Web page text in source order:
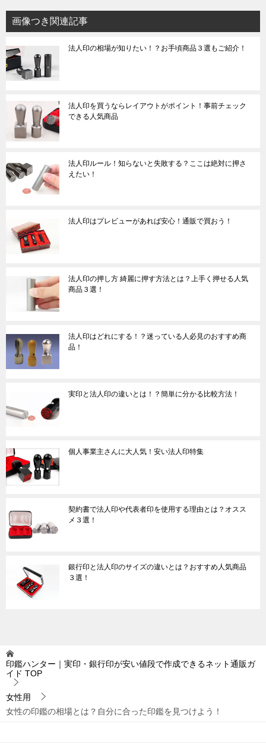
画像つき関連記事
法人印の相場が知りたい！？お手頃商品３選もご紹介！
法人印を買うならレイアウトがポイント！事前チェック
できる人気商品
法人印ルール！知らないと失敗する？ここは絶対に押さ
えたい！
法人印はプレビューがあれば安心！通販で買おう！
法人印の押し方 綺麗に押す方法とは？上手く押せる人気
商品３選！
法人印はどれにする！？迷っている人必見のおすすめ商
品！
実印と法人印の違いとは！？簡単に分かる比較方法！
個人事業主さんに大人気！安い法人印特集
契約書で法人印や代表者印を使用する理由とは？オスス
メ３選！
銀行印と法人印のサイズの違いとは？おすすめ人気商品
３選！
印鑑ハンター｜実印・銀行印が安い値段で作成できるネット通販ガ
イド TOP
女性用
女性の印鑑の相場とは？自分に合った印鑑を見つけよう！